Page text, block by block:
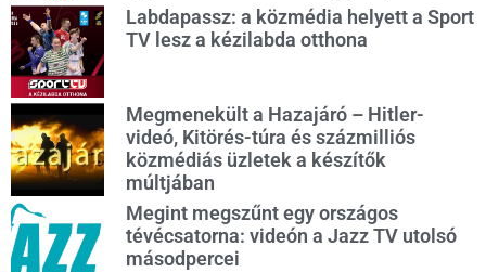
Labdapassz: a közmédia helyett a Sport
TV lesz a kézilabda otthona
Megmenekült a Hazajáró – Hitler-
videó, Kitörés-túra és százmilliós
közmédiás üzletek a készítők
múltjában
Megint megszűnt egy országos
tévécsatorna: videón a Jazz TV utolsó
másodpercei